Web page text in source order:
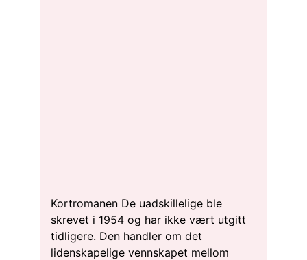
Kortromanen De uadskillelige ble
skrevet i 1954 og har ikke vært utgitt
tidligere. Den handler om det
lidenskapelige vennskapet mellom